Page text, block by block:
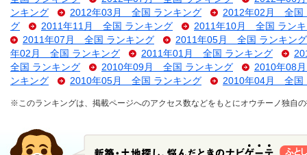
ンキング
2012年03月 全国 ランキング
2012年02月 全国
グ
2011年11月 全国 ランキング
2011年10月 全国 ランキ
2011年07月 全国 ランキング
2011年05月 全国 ランキング
年02月 全国 ランキング
2011年01月 全国 ランキング
全国 ランキング
2010年09月 全国 ランキング
2010年08
ンキング
2010年05月 全国 ランキング 2010年04月 全国
※このランキングは、掲載ページへのアクセス数などをもとにオウチーノ独自